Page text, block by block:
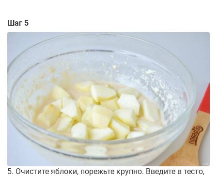
Шаг 5
5. Очистите яблоки, порежьте крупно. Введите в тесто,